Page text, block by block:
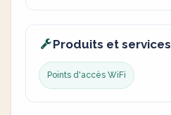
Produits et services
Points d'accès WiFi